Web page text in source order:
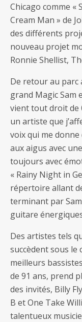
Chicago comme «
Cream Man » de
des différents
nouveau projet
Ronnie Shellist,
De retour au parc
grand Magic Sam
vient tout droit de
un artiste que
voix qui me
aux aigus avec
toujours avec
« Rainy Night in
répertoire allant
terminant par
guitare
Des artistes tels
succèdent sous le
meilleurs
de 91 ans, prend
des invités, Billy
B et One Take
talentueux